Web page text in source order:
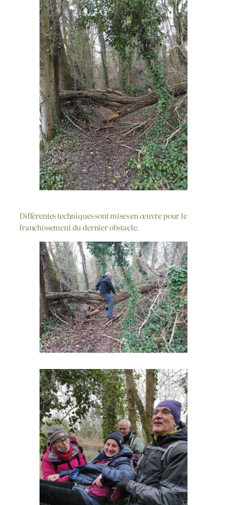
Différentes techniques sont mises en œuvre pour le
franchissement du dernier obstacle.